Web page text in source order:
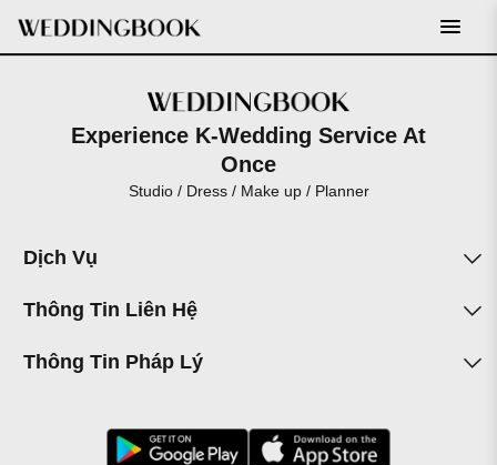
open
Experience K-Wedding Service At
Once
Studio / Dress / Make up / Planner
Dịch Vụ
Thông Tin Liên Hệ
Thông Tin Pháp Lý